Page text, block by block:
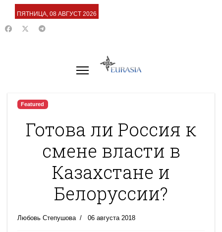
ПЯТНИЦА, 08 АВГУСТ 2026
Featured
Готова ли Россия к
смене власти в
Казахстане и
Белоруссии?
Любовь Степушова 06 августа 2018